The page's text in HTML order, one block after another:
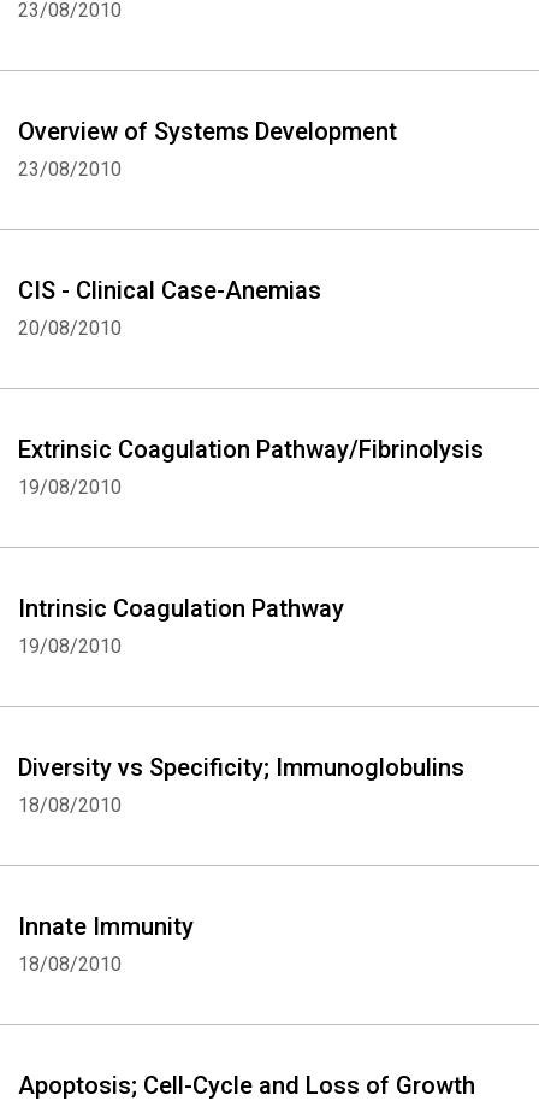
23/08/2010
Overview of Systems Development
23/08/2010
CIS - Clinical Case-Anemias
20/08/2010
Extrinsic Coagulation Pathway/Fibrinolysis
19/08/2010
Intrinsic Coagulation Pathway
19/08/2010
Diversity vs Specificity; Immunoglobulins
18/08/2010
Innate Immunity
18/08/2010
Apoptosis; Cell-Cycle and Loss of Growth
Whatsapp